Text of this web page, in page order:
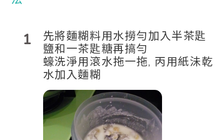
1
先將麵糊料用水撈勻加入半茶匙
鹽和一茶匙糖再搞勻
蠔洗淨用滾水拖一拖, 丙用紙沬乾
水加入麵糊